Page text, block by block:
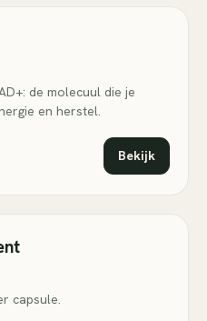
de molecuul die je
en herstel.
Bekijk
capsule.